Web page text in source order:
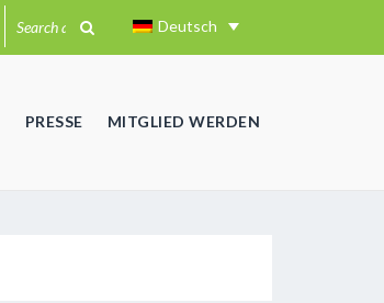
Deutsch
PRESSE MITGLIED WERDEN